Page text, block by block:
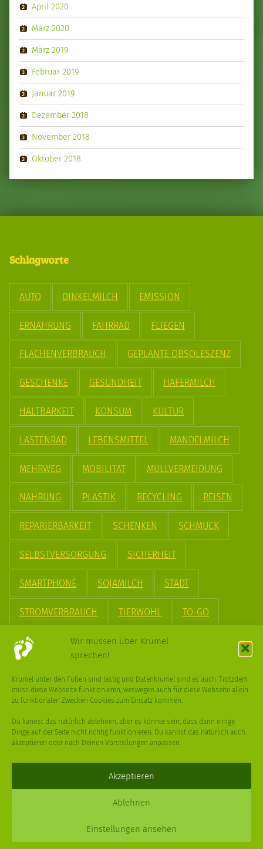
Wir müssen über Krümel
sprechen!
Krümel unter den Füßen sind lästig und Datenkrümel sind es auch. Trotzdem
muss diese Webseite funktionieren, weswegen auch für diese Webseite allein
zu funktionalen Zwecken Cookies zum Einsatz kommen.
Du kannst das natürlich ablehnen, aber es könnte sein, dass dann einige
Dinge auf der Seite nicht richtig funktionieren. Du kannst das natürlich auch
akzeptieren oder nach Deinen Vorstellungen anpassen.
Akzeptieren
Ablehnen
Einstellungen ansehen
April 2020
März 2020
März 2019
Februar 2019
Januar 2019
Dezember 2018
November 2018
Oktober 2018
Schlagworte
AUTO DINKELMILCH EMISSION
ERNÄHRUNG FAHRRAD FLIEGEN
FLÄCHENVERBRAUCH GEPLANTE OBSOLESZENZ
GESCHENKE GESUNDHEIT HAFERMILCH
HALTBARKEIT KONSUM KULTUR
LASTENRAD LEBENSMITTEL MANDELMILCH
MEHRWEG MOBILITÄT MÜLLVERMEIDUNG
NAHRUNG PLASTIK RECYCLING REISEN
REPARIERBARKEIT SCHENKEN SCHMUCK
SELBSTVERSORGUNG SICHERHEIT
SMARTPHONE SOJAMILCH STADT
STROMVERBRAUCH TIERWOHL TO-GO
TREND UPCYCLING VEGAN
WEIHNACHTSBAUM WINTER
XPDT : Marken & Kommunikation